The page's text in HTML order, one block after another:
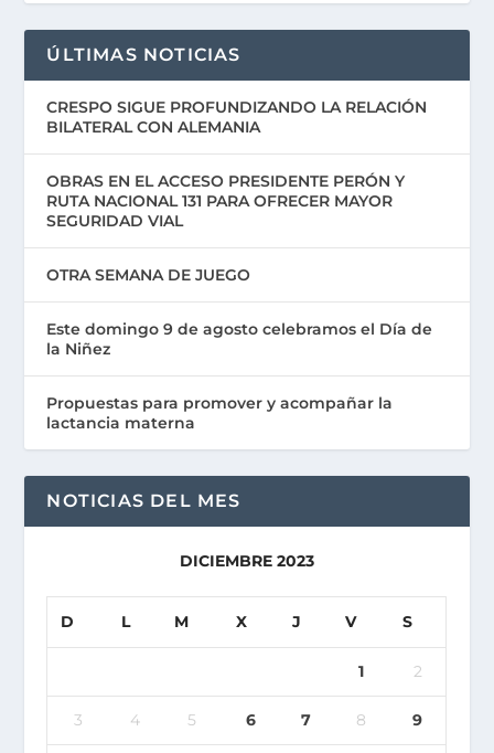
ÚLTIMAS NOTICIAS
CRESPO SIGUE PROFUNDIZANDO LA RELACIÓN
BILATERAL CON ALEMANIA
OBRAS EN EL ACCESO PRESIDENTE PERÓN Y
RUTA NACIONAL 131 PARA OFRECER MAYOR
SEGURIDAD VIAL
OTRA SEMANA DE JUEGO
Este domingo 9 de agosto celebramos el Día de
la Niñez
Propuestas para promover y acompañar la
lactancia materna
NOTICIAS DEL MES
DICIEMBRE 2023
D L M X J V S
1 2
3 4 5 6 7 8 9